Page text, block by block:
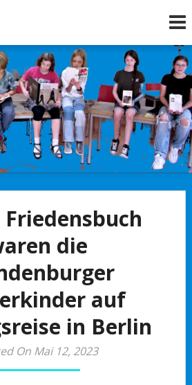
Havel
die
auf
in Berlin
On Mai 12, 2023